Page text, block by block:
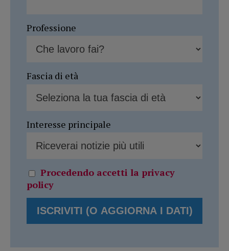
Professione
Fascia di età
Interesse principale
Procedendo accetti la privacy
policy